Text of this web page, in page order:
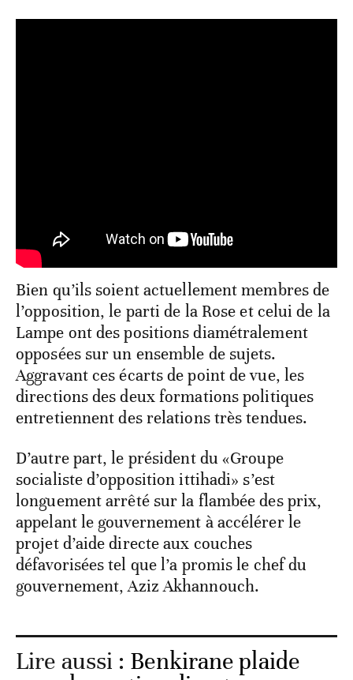
Bien qu’ils soient actuellement membres de
l’opposition, le parti de la Rose et celui de la
Lampe ont des positions diamétralement
opposées sur un ensemble de sujets.
Aggravant ces écarts de point de vue, les
directions des deux formations politiques
entretiennent des relations très tendues.
D’autre part, le président du «Groupe
socialiste d’opposition ittihadi» s’est
longuement arrêté sur la flambée des prix,
appelant le gouvernement à accélérer le
projet d’aide directe aux couches
défavorisées tel que l’a promis le chef du
gouvernement, Aziz Akhannouch.
Lire aussi : Benkirane plaide